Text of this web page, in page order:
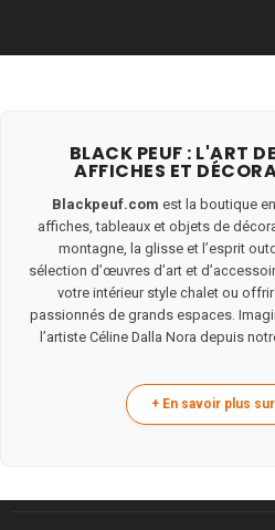
BLACK PEUF : L'ART
AFFICHES ET
Blackpeuf.com est la boutique
affiches, tableaux et objets de
montagne, la glisse et l’esprit
sélection d’œuvres d’art et
votre intérieur style chalet ou
passionnés de grands espaces.
l’artiste Céline Dalla Nora depuis